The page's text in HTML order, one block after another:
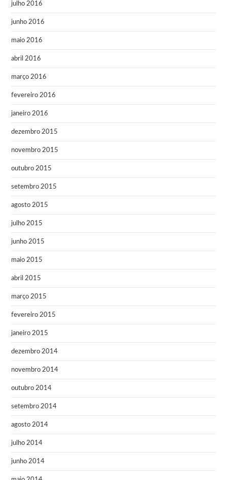
julho 2016
junho 2016
maio 2016
abril 2016
março 2016
fevereiro 2016
janeiro 2016
dezembro 2015
novembro 2015
outubro 2015
setembro 2015
agosto 2015
julho 2015
junho 2015
maio 2015
abril 2015
março 2015
fevereiro 2015
janeiro 2015
dezembro 2014
novembro 2014
outubro 2014
setembro 2014
agosto 2014
julho 2014
junho 2014